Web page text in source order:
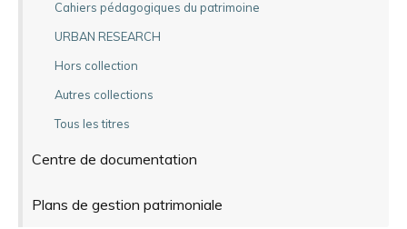
Cahiers pédagogiques du patrimoine
URBAN RESEARCH
Hors collection
Autres collections
Tous les titres
Centre de documentation
Plans de gestion patrimoniale